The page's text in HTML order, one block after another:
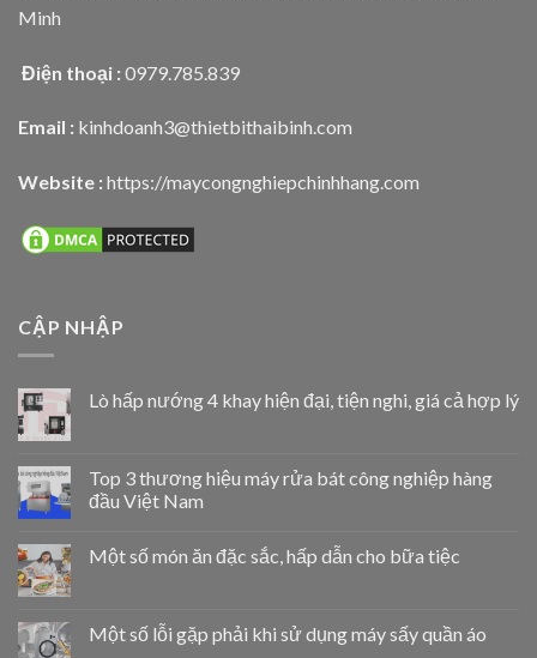
Minh
Điện thoại : 0979.785.839
Email : kinhdoanh3@thietbithaibinh.com
Website : https://maycongnghiepchinhhang.com
CẬP NHẬP
Lò hấp nướng 4 khay hiện đại, tiện nghi, giá cả hợp lý
Top 3 thương hiệu máy rửa bát công nghiệp hàng
đầu Việt Nam
Một số món ăn đặc sắc, hấp dẫn cho bữa tiệc
Một số lỗi gặp phải khi sử dụng máy sấy quần áo